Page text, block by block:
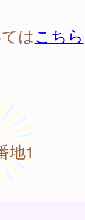
はこちら
地1